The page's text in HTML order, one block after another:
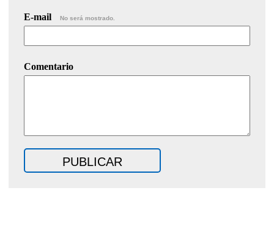
E-mail No será mostrado.
Comentario